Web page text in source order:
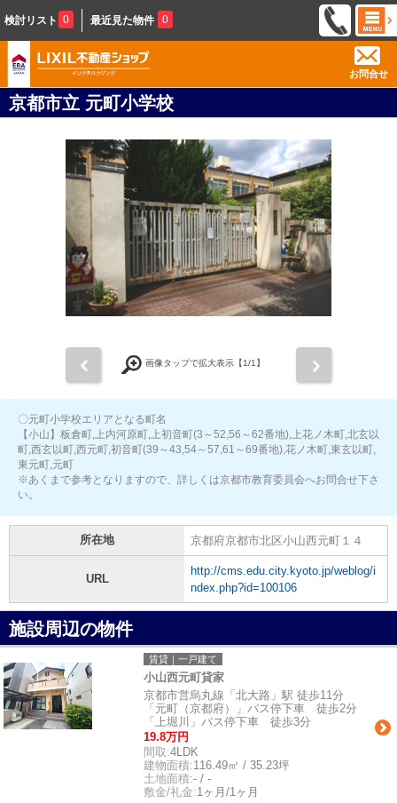
検討リスト 0 最近見た物件 0
お問合せ
京都市立 元町小学校
画像タップで拡大表示【1/1】
〇元町小学校エリアとなる町名
【小山】板倉町,上内河原町,上初音町(3～52,56～62番地),上花ノ木町,北玄以
町,西玄以町,西元町,初音町(39～43,54～57,61～69番地),花ノ木町,東玄以町,
東元町,元町
※あくまで参考となりますので、詳しくは京都市教育委員会へお問合せ下さ
い。
所在地 京都府京都市北区小山西元町１４
URL
http://cms.edu.city.kyoto.jp/weblog/i
ndex.php?id=100106
施設周辺の物件
賃貸｜一戸建て
小山西元町貸家
京都市営烏丸線「北大路」駅 徒歩11分
「元町（京都府）」バス停下車 徒歩2分
「上堀川」バス停下車 徒歩3分
19.8万円
間取:4LDK
建物面積:116.49㎡ / 35.23坪
土地面積:- / -
敷金/礼金:1ヶ月/1ヶ月